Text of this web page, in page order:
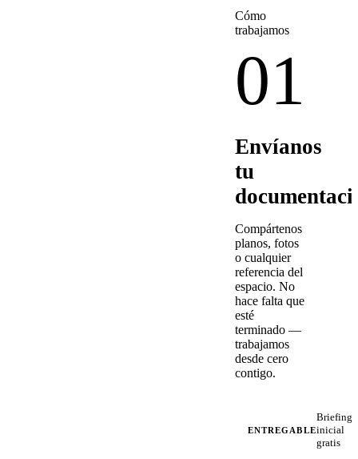
Cómo
trabajamos
01
Envíanos
tu
Compártenos
planos, fotos
o cualquier
referencia del
espacio. No
hace falta que
esté
terminado —
trabajamos
desde cero
contigo.
ENTREGABLE
Briefing
inicial
gratis